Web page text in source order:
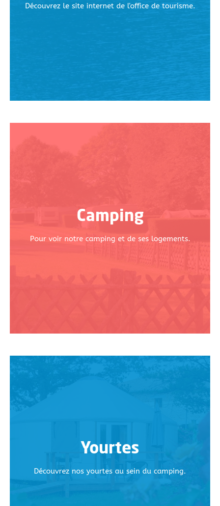
Découvrez le site internet de l'office de tourisme.
Camping
Pour voir notre camping et de ses logements.
Yourtes
Découvrez nos yourtes au sein du camping.